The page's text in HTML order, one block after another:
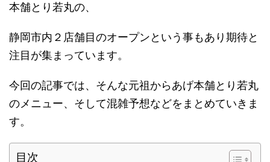
本舗とり若丸の、
静岡市内２店舗目のオープンという事もあり期待と
注目が集まっています。
今回の記事では、そんな元祖からあげ本舗とり若丸
のメニュー、そして混雑予想などをまとめていきま
す。
目次